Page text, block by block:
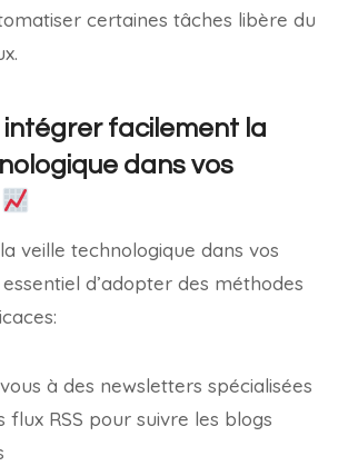
certaines tâches libère du
facilement la
dans vos
veille technologique dans vos
d’adopter des méthodes
à des newsletters spécialisées
flux RSS pour suivre les blogs